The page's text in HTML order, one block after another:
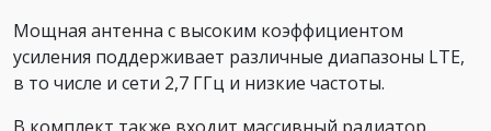
Мощная антенна с высоким коэффициентом
усиления поддерживает различные диапазоны LTE,
в то числе и сети 2,7 ГГц и низкие частоты.